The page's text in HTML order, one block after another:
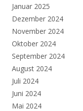
Januar 2025
Dezember 2024
November 2024
Oktober 2024
September 2024
August 2024
Juli 2024
Juni 2024
Mai 2024